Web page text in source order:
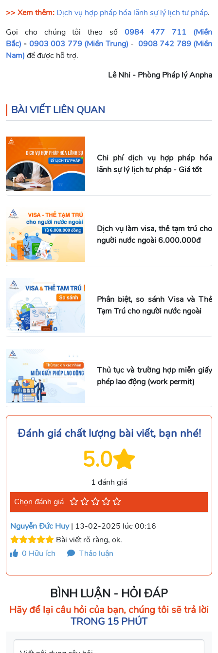
>> Xem thêm: Dịch vụ hợp pháp hóa lãnh sự lý lịch tư pháp.
Gọi cho chúng tôi theo số 0984 477 711 (Miền
Bắc) - 0903 003 779 (Miền Trung) - 0908 742 789 (Miền
Nam) để được hỗ trợ.
Lê Nhi - Phòng Pháp lý Anpha
BÀI VIẾT LIÊN QUAN
Chi phí dịch vụ hợp pháp hóa
lãnh sự lý lịch tư pháp - Giá tốt
Dịch vụ làm visa, thẻ tạm trú cho
người nước ngoài 6.000.000đ
Phân biệt, so sánh Visa và Thẻ
Tạm Trú cho người nước ngoài
Thủ tục và trường hợp miễn giấy
phép lao động (work permit)
Đánh giá chất lượng bài viết, bạn nhé!
5.0
1 đánh giá
Chọn đánh giá
Nguyễn Đức Huy| 13-02-2025 lúc 00:16
Bài viết rõ ràng, ok.
0 Hữu ích Thảo luận
BÌNH LUẬN - HỎI ĐÁP
Hãy để lại câu hỏi của bạn, chúng tôi sẽ trả lời
TRONG 15 PHÚT